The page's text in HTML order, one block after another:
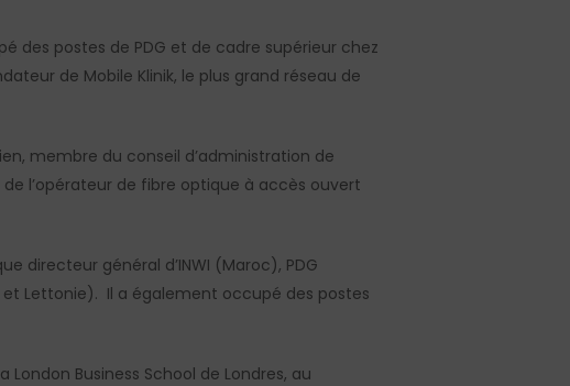
des postes de PDG et de cadre supérieur chez
de Mobile Klinik, le plus grand réseau de
membre du conseil d’administration de
l’opérateur de fibre optique à accès ouvert
directeur général d’INWI (Maroc), PDG
et Lettonie). Il a également occupé des postes
Business School de Londres, au